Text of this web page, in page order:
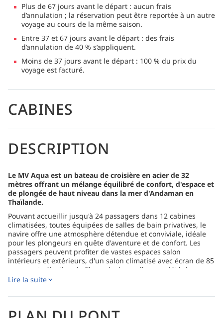
Plus de 67 jours avant le départ : aucun frais
d’annulation ; la réservation peut être reportée à un autre
voyage au cours de la même saison.
Entre 37 et 67 jours avant le départ : des frais
d’annulation de 40 % s’appliquent.
Moins de 37 jours avant le départ : 100 % du prix du
voyage est facturé.
CABINES
DESCRIPTION
Le MV Aqua est un bateau de croisière en acier de 32
mètres offrant un mélange équilibré de confort, d'espace et
de plongée de haut niveau dans la mer d'Andaman en
Thaïlande.
Pouvant accueillir jusqu'à 24 passagers dans 12 cabines
climatisées, toutes équipées de salles de bain privatives, le
navire offre une atmosphère détendue et conviviale, idéale
pour les plongeurs en quête d'aventure et de confort. Les
passagers peuvent profiter de vastes espaces salon
intérieurs et extérieurs, d'un salon climatisé avec écran de 85
pouces et sélection de films, ainsi que d'une variété de repas
fraîchement préparés servis tout au long du voyage.
Richelieu Rock), les récifs et pinacles colorés des îles
Lire la suite